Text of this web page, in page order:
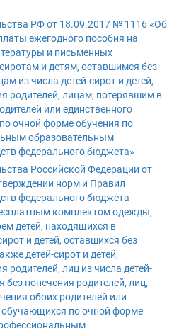
РФ от 18.09.2017 № 1116 «Об
ежегодного пособия на
и письменных
и детям, оставшимся без
из числа детей-сирот и детей,
родителей, лицам, потерявшим в
или единственного
очной форме обучения по
образовательным
федерального бюджета»
Российской Федерации от
норм и Правил
федерального бюджета
комплектом одежды,
детей, находящихся в
и детей, оставшихся без
детей-сирот и детей,
родителей, лиц из числа детей-
без попечения родителей, лиц,
обоих родителей или
обучающихся по очной форме